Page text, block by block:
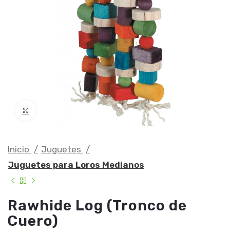
Inicio
Juguetes
Juguetes para Loros Medianos
Rawhide Log (Tronco de
Cuero)